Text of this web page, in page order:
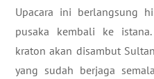
Upacara ini berlangsung
pusaka kembali ke
kraton akan disambut
yang sudah berjaga